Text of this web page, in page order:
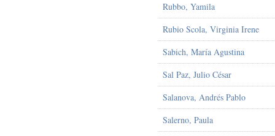
Rubbo, Yamila
Rubio Scola, Virginia Irene
Sabich, María Agustina
Sal Paz, Julio César
Salanova, Andrés Pablo
Salerno, Paula